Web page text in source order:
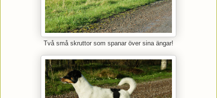
Två små skruttor som spanar över sina ängar!